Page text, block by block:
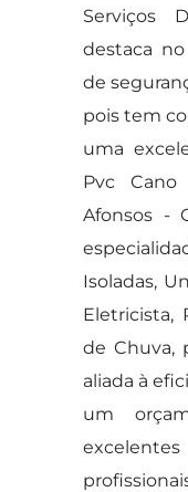
Serviços
destaca
de
pois tem
uma
Pvc
Afonsos -
Isoladas,
Eletricista,
de Chuva,
aliada à
um